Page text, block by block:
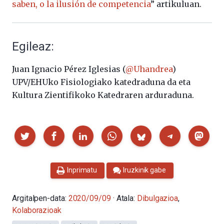
saben, o la ilusión de competencia” artikuluan.
Egileaz:
Juan Ignacio Pérez Iglesias (@Uhandrea)
UPV/EHUko Fisiologiako katedraduna da eta
Kultura Zientifikoko Katedraren arduraduna.
Partekatu
Inprimatu Iruzkinik gabe
Argitalpen-data: 2020/09/09 · Atala: Dibulgazioa,
Kolaborazioak